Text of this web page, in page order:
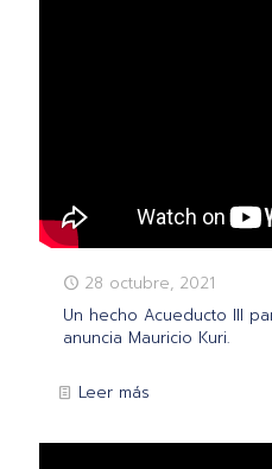
28 octubre, 2021
Un hecho Acueducto III
anuncia Mauricio Kuri.
Leer más